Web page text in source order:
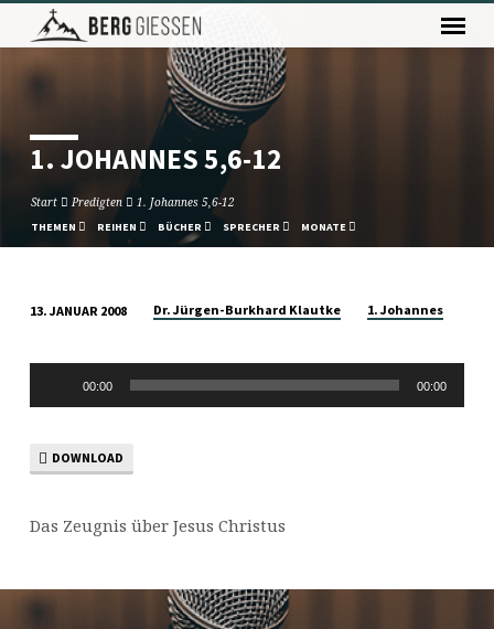
1. JOHANNES 5,6-12
Start Predigten 1. Johannes 5,6-12
THEMEN REIHEN BÜCHER SPRECHER MONATE
JOHANNES
12
13. JANUAR 2008 Dr. Jürgen-Burkhard Klautke 1. Johannes
00:00 00:00
DOWNLOAD
Das Zeugnis über Jesus Christus